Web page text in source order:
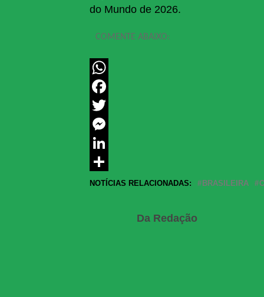
do Mundo de 2026.
COMENTE ABAIXO:
WhatsApp
Facebook
Twitter
Messenger
LinkedIn
Share
NOTÍCIAS RELACIONADAS: BRASILEIRA
Da Redação